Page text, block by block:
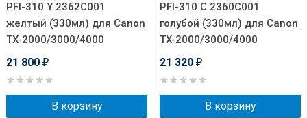
PFI-310 Y 2362C001
желтый (330мл) для Canon
TX-2000/3000/4000
21 800 ₽
В корзину
PFI-310 C 2360C001
голубой (330мл) для Canon
TX-2000/3000/4000
21 320 ₽
В корзину